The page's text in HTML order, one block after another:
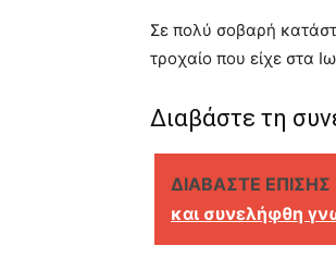
Σε πολύ σοβαρή
τροχαίο που είχε στα
Διαβάστε τη
ΔΙΑΒΑΣΤΕ ΕΠΙΣΗΣ
και συνελήφθη